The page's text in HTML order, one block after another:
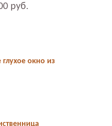
руб.
окно из